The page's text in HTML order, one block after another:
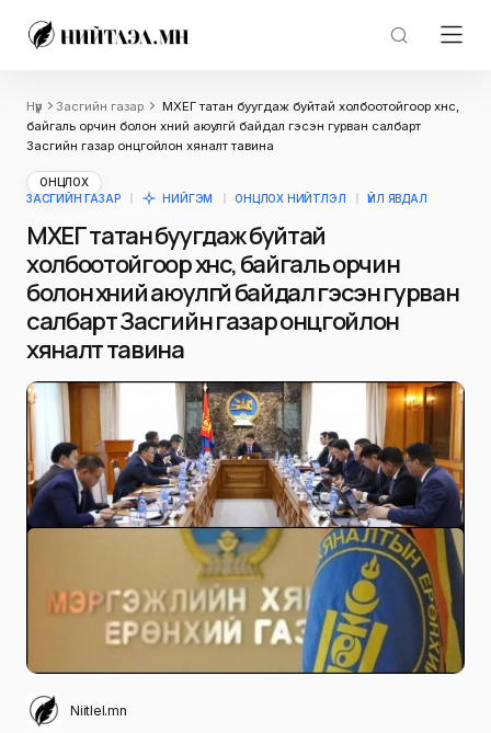
Нүүр Засгийн газар
МХЕГ татан буугдаж буйтай холбоотойгоор хүнс,
байгаль орчин болон хүний аюулгүй байдал гэсэн гурван салбарт
Засгийн газар онцгойлон хяналт тавина
ОНЦЛОХ
ЗАСГИЙН ГАЗАР
НИЙГЭМ ОНЦЛОХ НИЙТЛЭЛ ҮЙЛ ЯВДАЛ
МХЕГ татан буугдаж буйтай
холбоотойгоор хүнс, байгаль орчин
болон хүний аюулгүй байдал гэсэн гурван
салбарт Засгийн газар онцгойлон
хяналт тавина
Niitlel.mn